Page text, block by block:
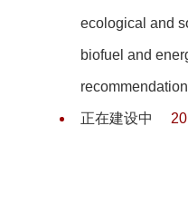
ecological and
biofuel and
正在建设中